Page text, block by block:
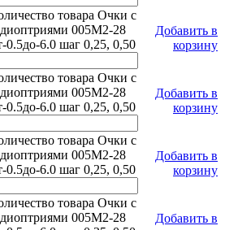
товара Очки с
диоптриями 005M2-28
0.5до-6.0 шаг 0,25, 0,50
Добавить в
корзину
товара Очки с
диоптриями 005M2-28
0.5до-6.0 шаг 0,25, 0,50
Добавить в
корзину
товара Очки с
диоптриями 005M2-28
0.5до-6.0 шаг 0,25, 0,50
Добавить в
корзину
товара Очки с
диоптриями 005M2-28
Добавить в